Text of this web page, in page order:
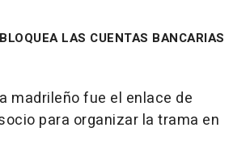
LAS CUENTAS BANCARIAS
madrileño fue el enlace de
para organizar la trama en